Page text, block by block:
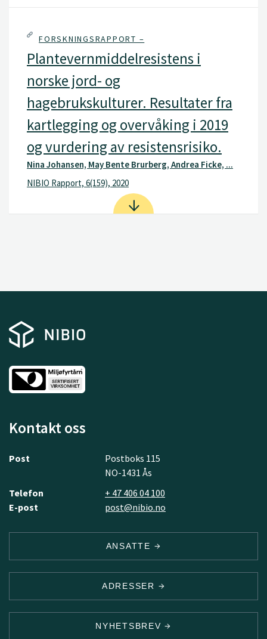
FORSKNINGSRAPPORT –
Plantevernmiddelresistens i
norske jord- og
hagebrukskulturer. Resultater fra
kartlegging og overvåking i 2019
og vurdering av resistensrisiko.
Nina Johansen, May Bente Brurberg, Andrea Ficke, ...
NIBIO Rapport, 6(159), 2020
Kontakt oss
Post
Postboks 115
NO-1431 Ås
Telefon
+ 47 406 04 100
E-post
post@nibio.no
ANSATTE
ADRESSER
NYHETSBREV